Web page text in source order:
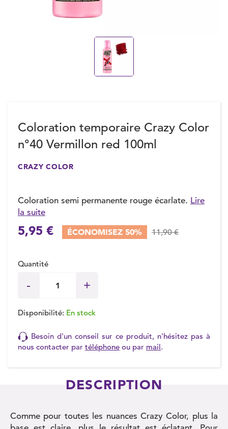
Coloration temporaire Crazy Color
n°40 Vermillon red 100ml
CRAZY COLOR
Coloration semi permanente rouge écarlate. Lire
la suite
5,95 € ÉCONOMISEZ 50% 11,90 €
Quantité
Disponibilité: En stock
Besoin d'un conseil sur ce produit, n'hésitez pas à
nous contacter par téléphone ou par mail.
DESCRIPTION
Comme pour toutes les nuances Crazy Color, plus la